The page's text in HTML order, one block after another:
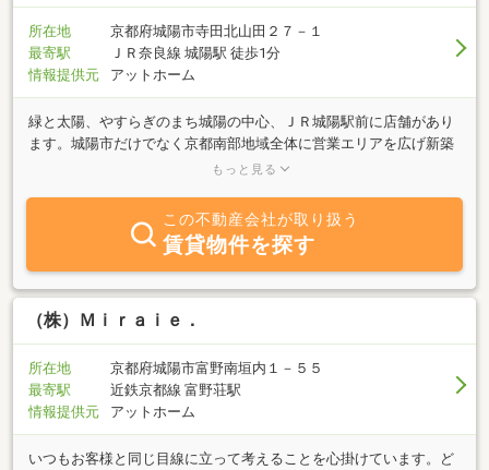
ルスを含む感染症予防・拡散防止対策といたしまして、以下のよう
な取組みをおこなっております。●弊社社員はマスク着用にて対応
させていただきます。予めご了承ください。●体調に不安のあるお
方は、お電話にてお問合せ下さい。
所在地
京都府城陽市寺田北山田２７－１
最寄駅
ＪＲ奈良線 城陽駅 徒歩1分
情報提供元
アットホーム
緑と太陽、やすらぎのまち城陽の中心、ＪＲ城陽駅前に店舗があり
ます。城陽市だけでなく京都南部地域全体に営業エリアを広げ新築
分譲、建築請負、売買賃貸仲介業務、管理業務を始めとしたあらゆ
す。お客様に親身で安心、公正でプロらしいサービスを提供しお客
様からの感謝、笑顔が私達の喜びです。不動産に関するご相談はお
気軽にご相談下さい。
もっと見る
この不動産会社が取り扱う
賃貸物件を探す
（株）Ｍｉｒａｉｅ．
所在地
京都府城陽市富野南垣内１－５５
最寄駅
近鉄京都線 富野荘駅
情報提供元
アットホーム
いつもお客様と同じ目線に立って考えることを心掛けています。ど